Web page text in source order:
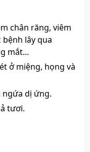
chân răng, viêm
bệnh lây qua
mắt...
ở miệng, họng và
ngứa dị ứng.
tươi.